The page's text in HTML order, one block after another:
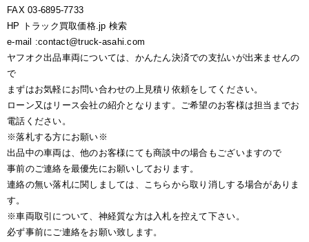
FAX 03-6895-7733
HP トラック買取価格.jp 検索
e-mail :contact@truck-asahi.com
ヤフオク出品車両については、かんたん決済での支払いが出来ませんの
で
まずはお気軽にお問い合わせの上見積り依頼をしてください。
ローン又はリース会社の紹介となります。ご希望のお客様は担当までお
電話ください。
※落札する方にお願い※
出品中の車両は、他のお客様にても商談中の場合もございますので
事前のご連絡を最優先にお願いしております。
連絡の無い落札に関しましては、こちらから取り消しする場合がありま
す。
※車両取引について、神経質な方は入札を控えて下さい。
必ず事前にご連絡をお願い致します。